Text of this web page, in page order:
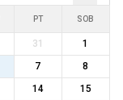
PT SOB
31
1
7
8
14
15